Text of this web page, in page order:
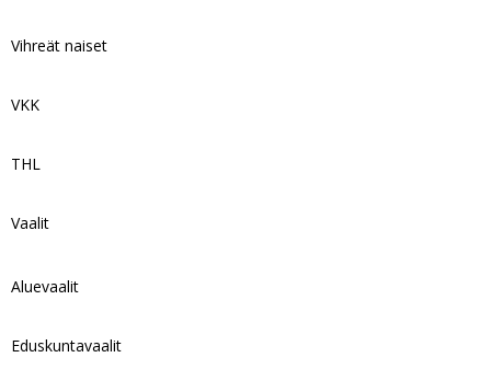
Vihreät naiset
VKK
THL
Vaalit
Aluevaalit
Eduskuntavaalit